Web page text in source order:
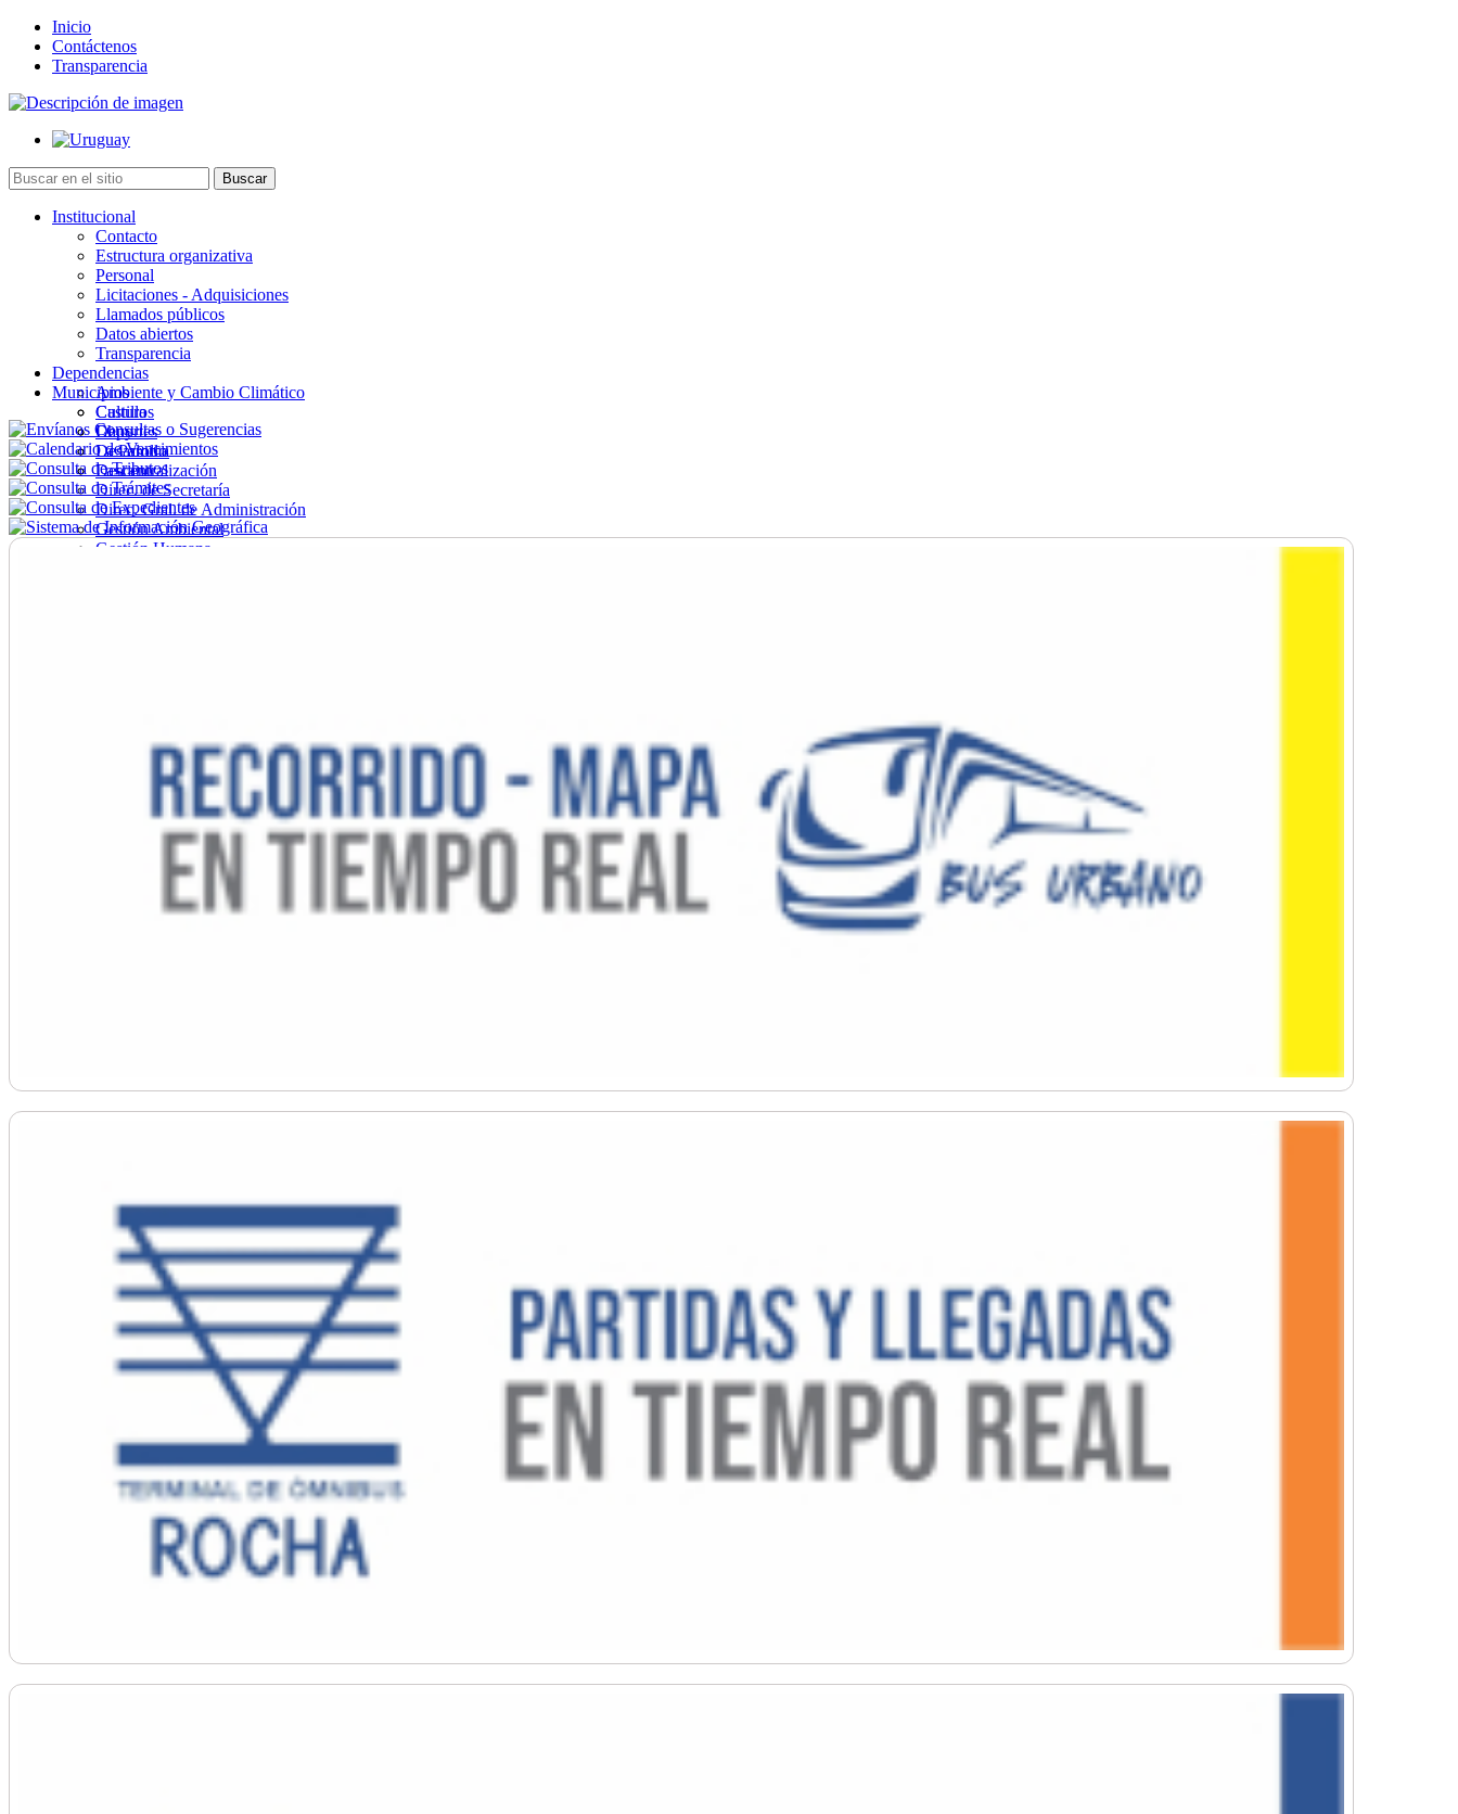
Inicio
Contáctenos
Transparencia
Institucional
Contacto
Estructura organizativa
Personal
Licitaciones - Adquisiciones
Llamados públicos
Datos abiertos
Transparencia
Dependencias
Ambiente y Cambio Climático
Cultura
Deportes
Desarrollo
Descentralización
Direc. de Secretaría
Direc. Gral. de Administración
Gestión Ambiental
Gestión Humana
Municipios
Castillos
Chuy
La Paloma
Lascano